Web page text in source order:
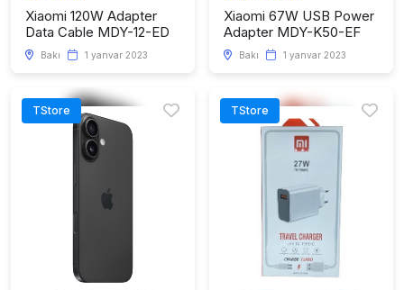
Xiaomi 120W Adapter
Data Cable MDY-12-ED
Bakı 1 yanvar 2023
Xiaomi 67W USB Power
Adapter MDY-K50-EF
Bakı 1 yanvar 2023
TStore TStore